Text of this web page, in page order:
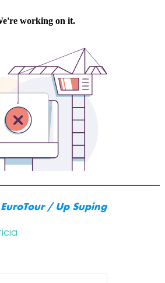
/ Up Suping